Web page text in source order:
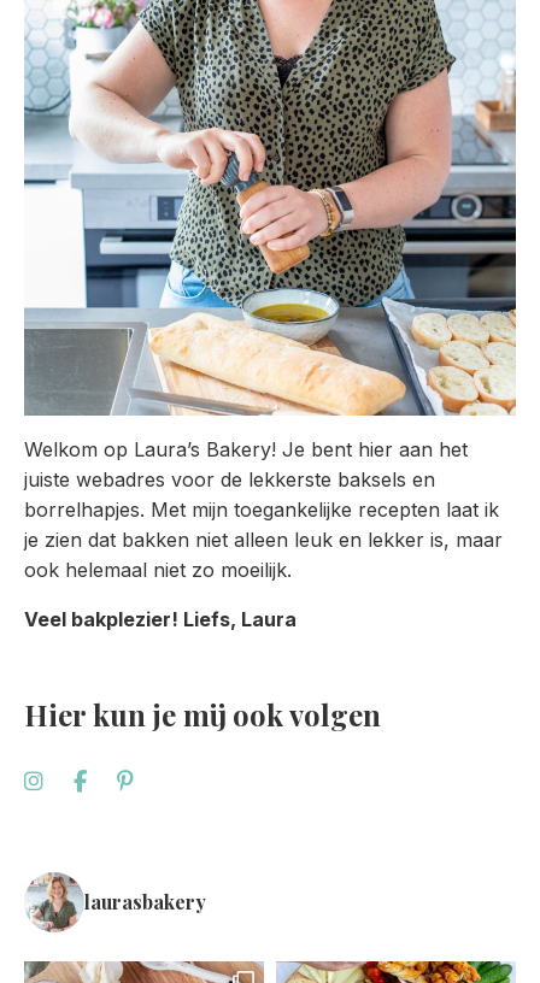
Welkom op Laura’s Bakery! Je bent hier aan het
juiste webadres voor de lekkerste baksels en
borrelhapjes. Met mijn toegankelijke recepten laat ik
je zien dat bakken niet alleen leuk en lekker is, maar
ook helemaal niet zo moeilijk.
Veel bakplezier! Liefs, Laura
Hier kun je mij ook volgen
laurasbakery